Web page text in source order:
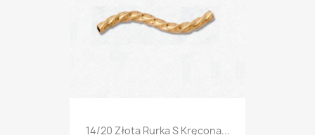
14/20 Złota Rurka S Kręcona...